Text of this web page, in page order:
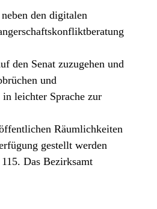
den digitalen
den Senat zuzugehen und
und
leichter Sprache zur
Räumlichkeiten
gestellt werden
Das Bezirksamt